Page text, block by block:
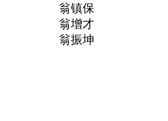
翁镇保
翁增才
翁振坤